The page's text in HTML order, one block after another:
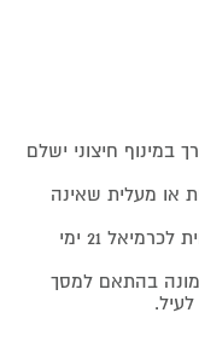
חיצוני ישלם
או מעלית שאינה
הובלה והרכבה דרומית לבאר שבע ומזרחית לכרמיאל 21 ימי
בהתאם למסך